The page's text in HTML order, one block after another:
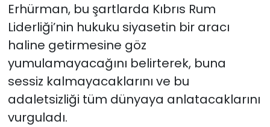
Erhürman, bu şartlarda Kıbrıs Rum
Liderliği’nin hukuku siyasetin bir aracı
haline getirmesine göz
yumulamayacağını belirterek, buna
sessiz kalmayacaklarını ve bu
adaletsizliği tüm dünyaya anlatacaklarını
vurguladı.